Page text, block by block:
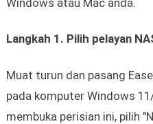
Langkah 1. Pilih pelayan
Muat turun dan pasang
pada komputer Windows
membuka perisian ini, pilih